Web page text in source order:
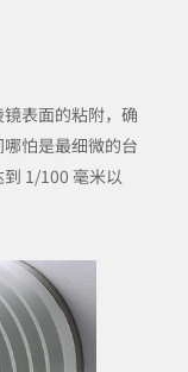
表面的粘附，确
怕是最细微的台
1/100 毫米以